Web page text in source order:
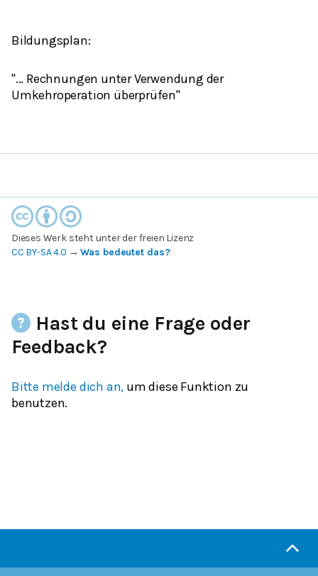
Bildungsplan:
"... Rechnungen unter Verwendung der
Umkehroperation überprüfen"
Dieses Werk steht unter der freien Lizenz
CC BY-SA 4.0 →Was bedeutet das?
Hast du eine Frage oder
Feedback?
Bitte melde dich an, um diese Funktion zu
benutzen.